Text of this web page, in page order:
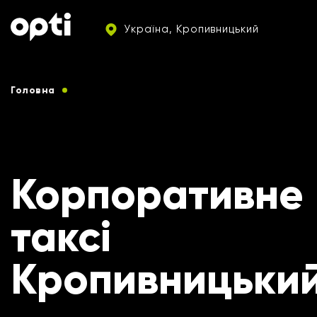
Україна, Кропивницький
Головна
Корпоративне
таксі